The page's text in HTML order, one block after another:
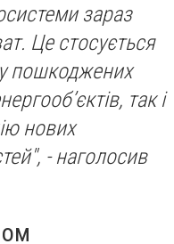
зараз
Це стосується
пошкоджених
так і
нових
- наголосив